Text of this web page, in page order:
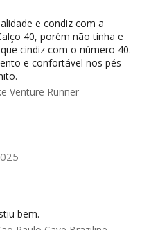
e condiz com a
40, porém não tinha e
cindiz com o número 40.
e confortável nos pés
Venture Runner
bem.